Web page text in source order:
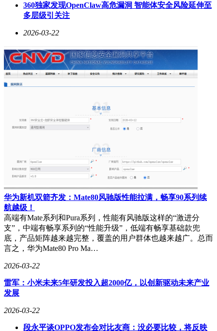
360独家发现OpenClaw高危漏洞 智能体安全风险延伸至
多层级引关注
2026-03-22
华为新机双箭齐发：Mate80风驰版性能拉满，畅享90系列续
航越级！
高端有Mate系列和Pura系列，性能有风驰版这样的“激进分
支”，中端有畅享系列的“性能升级”，低端有畅享基础款兜
底，产品矩阵越来越完整，覆盖的用户群体也越来越广。总而
言之，华为Mate80 Pro Ma…
2026-03-22
雷军：小米未来5年研发投入超2000亿，以创新驱动未来产业
发展
2026-03-22
段永平谈OPPO发布会对比友商：没必要比较，将反映